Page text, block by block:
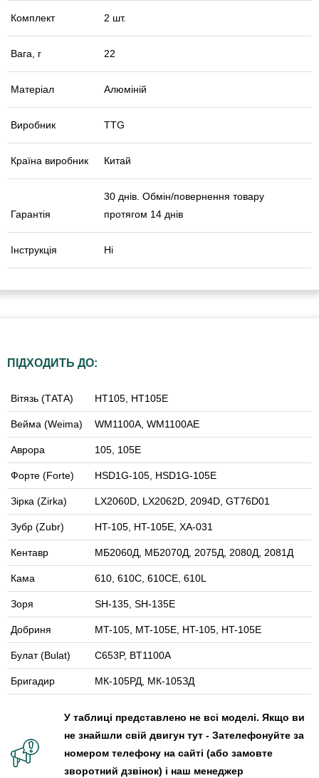
Комплект 2 шт.
Вага, г 22
Матеріал Алюміній
Виробник TTG
Країна виробник Китай
Гарантія
30 днів. Обмін/повернення товару
протягом 14 днів
Інструкція Ні
ПІДХОДИТЬ ДО:
Вітязь (ТАТА) HT105, HT105E
Вейма (Weima) WM1100А, WM1100АE
Аврора 105, 105E
Форте (Forte) HSD1G-105, HSD1G-105E
Зірка (Zirka) LX2060D, LX2062D, 2094D, GT76D01
Зубр (Zubr) HT-105, HT-105E, XA-031
Кентавр МБ2060Д, МБ2070Д, 2075Д, 2080Д, 2081Д
Кама 610, 610С, 610CE, 610L
Зоря SH-135, SH-135E
Добриня MT-105, MT-105E, HT-105, HT-105E
Булат (Bulat) C653P, BT1100A
Бригадир МК-105РД, МК-105ЗД
У таблиці представлено не всі моделі. Якщо ви
не знайшли свій двигун тут - Зателефонуйте за
номером телефону на сайті (або замовте
зворотний дзвінок) і наш менеджер